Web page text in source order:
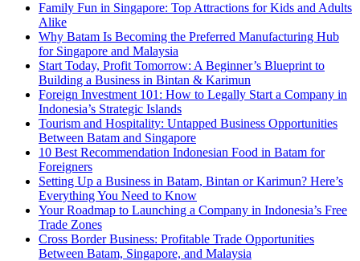
Family Fun in Singapore: Top Attractions for Kids and Adults
Alike
Why Batam Is Becoming the Preferred Manufacturing Hub
for Singapore and Malaysia
Start Today, Profit Tomorrow: A Beginner’s Blueprint to
Building a Business in Bintan & Karimun
Foreign Investment 101: How to Legally Start a Company in
Indonesia’s Strategic Islands
Tourism and Hospitality: Untapped Business Opportunities
Between Batam and Singapore
10 Best Recommendation Indonesian Food in Batam for
Foreigners
Setting Up a Business in Batam, Bintan or Karimun? Here’s
Everything You Need to Know
Your Roadmap to Launching a Company in Indonesia’s Free
Trade Zones
Cross Border Business: Profitable Trade Opportunities
Between Batam, Singapore, and Malaysia